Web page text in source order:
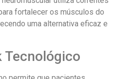
fortalecer os músculos do
uma alternativa eficaz e
Tecnológico